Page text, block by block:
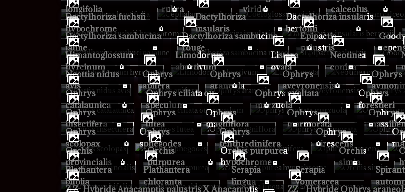
longifolia
rubra
viride
calceolus
Dactylhoriza fuchsii
hypochrome
Dactylhoriza
insularis
Dactylhoriza insularis
bertonii
Dactylhoriza sambucina
jaune
Dactylhoriza sambucina
rouge
Epipactis
palustris
Goodyera
Himantoglossum
hyrcinum
Limodorum
abortivum
Listera
ovata
Neotinea
conica
Neottia nidus
avis
Ophrys
apifera
Ophrys
araneola
Ophrys
aveyronensis
Ophrys
Ophrys
catalaunica
Ophrys ciliata ou
speculum
Ophrys exaltata
marzuola
Ophrys
forestieri
Ophrys
insectifera
Ophrys
lutea
Ophrys
magniflora
Ophrys
marmorata
Ophrys
Ophrys
scolopax
Ophrys
sphegodes
Ophrys
tenthredinifera
Ophrys
virescens
Orchis
Orchis
provincialis
Orchis
purpurea
Orchis purpurea
hypochrome
Orchis
simia
Orchis
Plathantera
bifolia
Plathantera
chloranta
Serapia
lingua
Serapia
vomeracea
Spiranthes
Z Z- Hybride Anacamptis palustris X Anacamptis ZZ - Hybride Ophrys araneola X Ophrys